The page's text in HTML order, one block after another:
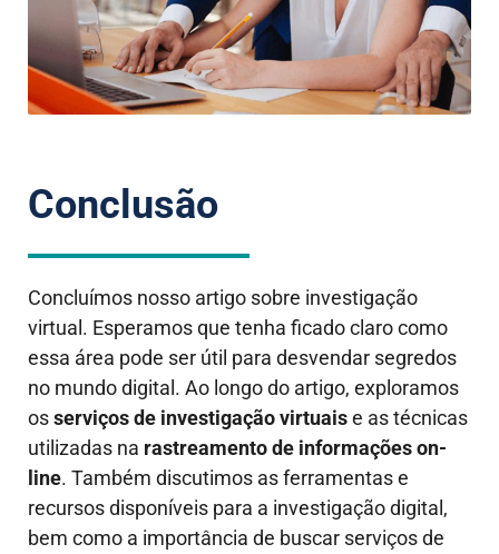
Conclusão
Concluímos nosso artigo sobre investigação
virtual. Esperamos que tenha ficado claro como
essa área pode ser útil para desvendar segredos
no mundo digital. Ao longo do artigo, exploramos
osserviços de investigação virtuaise as técnicas
utilizadas na rastreamento de informações on-
line. Também discutimos as ferramentas e
recursos disponíveis para a investigação digital,
bem como a importância de buscar serviços de